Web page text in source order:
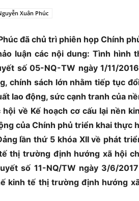
Xuân Phúc
đã chủ trì phiên họp Chính
luận các nội dung: Tình hình
số 05-NQ-TW ngày 1/11/
chính sách lớn nhằm tiếp tục
lao động, sức cạnh tranh của
về Kế hoạch cơ cấu lại nền
của Chính phủ triển khai thực
lần thứ 5 khóa XII về phát
thị trường định hướng xã hội
số 11-NQ/TW ngày 3/6/
kinh tế thị trường định hướng